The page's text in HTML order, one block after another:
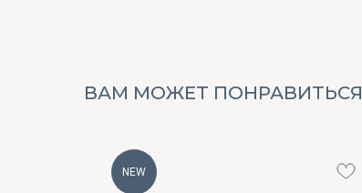
ВАМ МОЖЕТ ПОНРАВИТЬСЯ
NEW